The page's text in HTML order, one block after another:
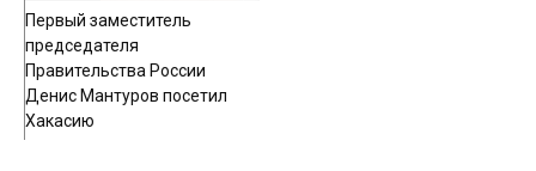
Первый заместитель
председателя
Правительства России
Денис Мантуров посетил
Хакасию